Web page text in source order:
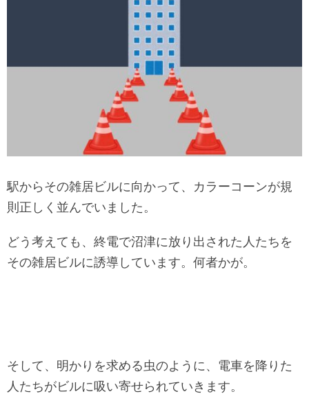
駅からその雑居ビルに向かって、カラーコーンが規
則正しく並んでいました。
どう考えても、終電で沼津に放り出された人たちを
その雑居ビルに誘導しています。何者かが。
そして、明かりを求める虫のように、電車を降りた
人たちがビルに吸い寄せられていきます。